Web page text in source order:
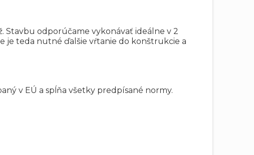
Stavbu odporúčame vykonávať ideálne v 2
je teda nutné ďalšie vŕtanie do konštrukcie a
v EÚ a spĺňa všetky predpísané normy.